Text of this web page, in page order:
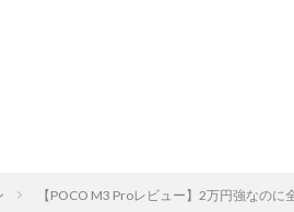
【POCO M3 Proレビュー】2万円強なの